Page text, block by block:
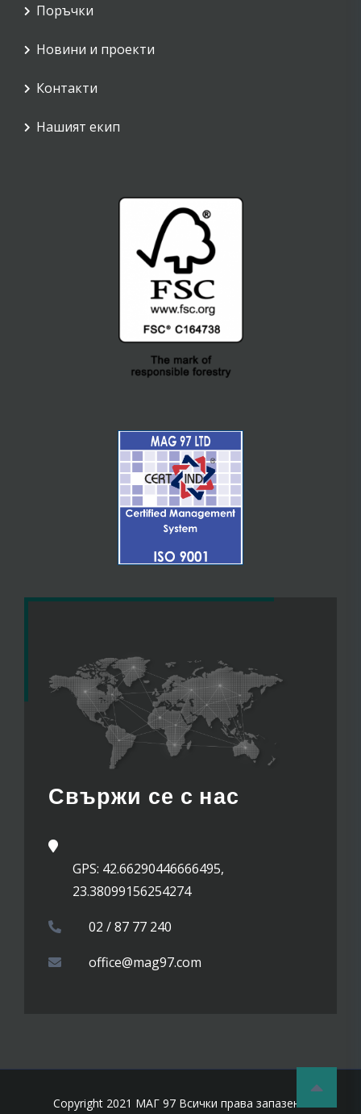
Поръчки
Новини и проекти
Контакти
Нашият екип
Свържи се с нас
GPS: 42.66290446666495,
23.38099156254274
02 / 87 77 240
office@mag97.com
Copyright 2021 МАГ 97 Всички права запазени.